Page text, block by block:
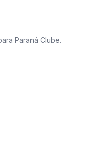
Paraná Clube.